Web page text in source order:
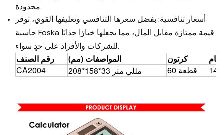
أسعار تنافسية: بفضل سعرها التنافسي وتغليفها القوي، توفر
حاسبة Foska قيمة ممتازة مقابل المال، مما يجعلها خيارًا جذابًا
للشركات والأفراد على حدٍ سواء.
رقم الصنف المواصفات (مم) كرتون
CA2004
208*158*33 مللي متر 60 قطعة 14